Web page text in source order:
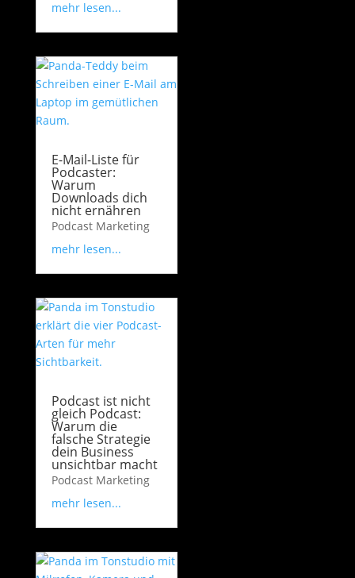
mehr lesen...
E-Mail-Liste für
Podcaster:
Warum
Downloads dich
nicht ernähren
Podcast Marketing
mehr lesen...
Podcast ist nicht
gleich Podcast:
Warum die
falsche Strategie
dein Business
unsichtbar macht
Podcast Marketing
mehr lesen...